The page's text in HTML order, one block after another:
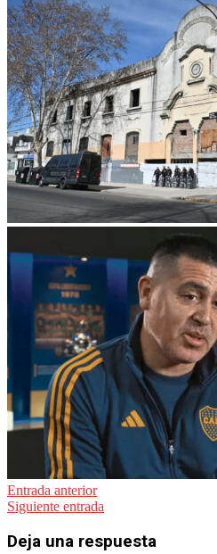
Navegación
de
entradas
Entrada anterior
Siguiente entrada
Deja una respuesta